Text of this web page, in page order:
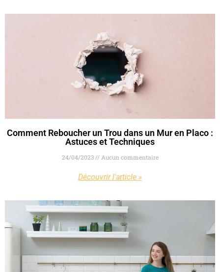
Comment Reboucher un Trou dans un Mur en Placo :
Astuces et Techniques
24/04/2023 Aucun commentaire
Découvrir l'article »